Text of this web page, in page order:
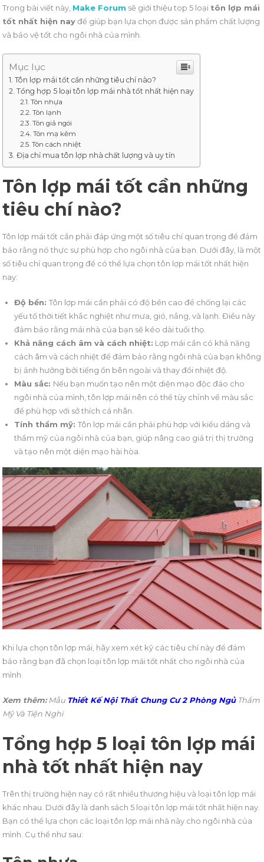
Trong bài viết này, Make Forum sẽ giới thiệu top 5 loại tôn lợp mái
tốt nhất hiện nayđể giúp bạn lựa chọn được sản phẩm chất lượng
và bảo vệ tốt cho ngôi nhà của mình.
Mục lục
Tôn lợp mái tốt cần những tiêu chí nào?
Tổng hợp 5 loại tôn lợp mái nhà tốt nhất hiện nay
Tôn nhựa
Tôn lạnh
Tôn giả ngói
Tôn mạ kẽm
Tôn cách nhiệt
Địa chỉ mua tôn lợp nhà chất lượng và uy tín
Tôn lợp mái tốt cần những
tiêu chí nào?
Tôn lợp mái tốt cần phải đáp ứng một số tiêu chí quan trọng để đảm
bảo rằng nó thực sự phù hợp cho ngôi nhà của bạn. Dưới đây, là một
số tiêu chí quan trọng để có thể lựa chọn tôn lợp mái tốt nhất hiện
nay:
Độ bền:Tôn lợp mái cần phải có độ bền cao để chống lại các
yếu tố thời tiết khắc nghiệt như mưa, gió, nắng, và lạnh. Điều này
đảm bảo rằng mái nhà của bạn sẽ kéo dài tuổi thọ.
Khả năng cách âm và cách nhiệt: Lợp mái cần có khả năng
cách âm và cách nhiệt để đảm bảo rằng ngôi nhà của bạn không
bị ảnh hưởng bởi tiếng ồn bên ngoài và thay đổi nhiệt độ.
Màu sắc: Nếu bạn muốn tạo nên một diện mạo độc đáo cho
ngôi nhà của mình, tôn lợp mái nên có thể tùy chỉnh về màu sắc
để phù hợp với sở thích cá nhân.
Tính thẩm mỹ:Tôn lợp mái cần phải phù hợp với kiểu dáng và
thẩm mỹ của ngôi nhà của bạn, giúp nâng cao giá trị thị trường
và tạo nên một diện mạo hài hòa.
Khi lựa chọn tôn lợp mái, hãy xem xét kỹ các tiêu chí này để đảm
bảo rằng bạn đã chọn loại tôn lợp mái tốt nhất cho ngôi nhà của
mình.
Xem thêm:Mẫu Thiết Kế Nội Thất Chung Cư 2 Phòng NgủThẩm
Mỹ Và Tiện Nghi
Tổng hợp 5 loại tôn lợp mái
nhà tốt nhất hiện nay
Trên thị trường hiện nay có rất nhiều thương hiệu và loại tôn lợp mái
khác nhau. Dưới đây là danh sách 5 loại tôn lợp mái tốt nhất hiện nay.
Bạn có thể lựa chọn các loại tôn lợp mái nhà này cho ngôi nhà của
mình. Cụ thể như sau: